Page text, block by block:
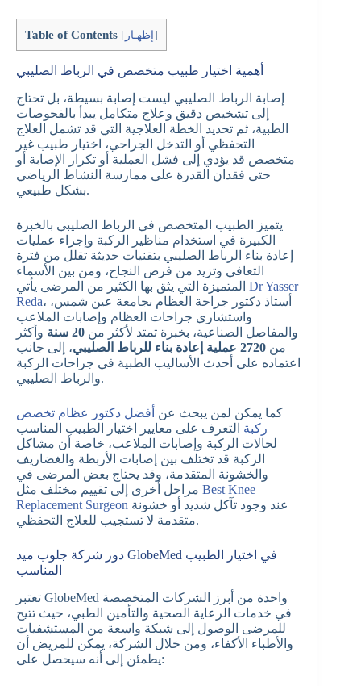
Table of Contents [ إظهـار ]
أهمية اختيار طبيب متخصص في الرباط الصليبي
إصابة الرباط الصليبي ليست إصابة بسيطة، بل تحتاج
إلى تشخيص دقيق وعلاج متكامل يبدأ بالفحوصات
الطبية، ثم تحديد الخطة العلاجية التي قد تشمل العلاج
التحفظي أو التدخل الجراحي، اختيار طبيب غير
متخصص قد يؤدي إلى فشل العملية أو تكرار الإصابة أو
حتى فقدان القدرة على ممارسة النشاط الرياضي
بشكل طبيعي.
يتميز الطبيب المتخصص في الرباط الصليبي بالخبرة
الكبيرة في استخدام مناظير الركبة وإجراء عمليات
إعادة بناء الرباط الصليبي بتقنيات حديثة تقلل من فترة
التعافي وتزيد من فرص النجاح، ومن بين الأسماء
Dr Yasser
Reda، أستاذ دكتور جراحة العظام بجامعة عين شمس،
واستشاري جراحات العظام وإصابات الملاعب
والمفاصل الصناعية، بخبرة تمتد لأكثر من 20 سنة
وأكثر
من 2720 عملية إعادة بناء للرباط الصليبي
، إلى جانب
اعتماده على أحدث الأساليب الطبية في جراحات الركبة
والرباط الصليبي.
كما يمكن لمن يبحث عن أفضل دكتور عظام تخصص
ركبة التعرف على معايير اختيار الطبيب المناسب
لحالات الركبة وإصابات الملاعب، خاصة أن مشاكل
الركبة قد تختلف بين إصابات الأربطة والغضاريف
والخشونة المتقدمة، وقد يحتاج بعض المرضى في
Best Knee
Replacement Surgeon
متقدمة لا تستجيب للعلاج التحفظي.
دور شركة جلوب ميد GlobeMed في اختيار الطبيب
المناسب
تعتبر GlobeMed واحدة من أبرز الشركات المتخصصة
في خدمات الرعاية الصحية والتأمين الطبي، حيث تتيح
للمرضى الوصول إلى شبكة واسعة من المستشفيات
والأطباء الأكفاء، ومن خلال الشركة، يمكن للمريض أن
يطمئن إلى أنه سيحصل على: